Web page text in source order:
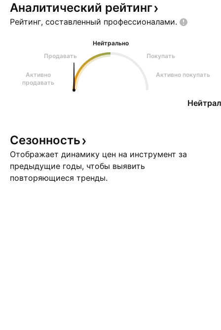
Аналитический рейтинг
Рейтинг, составленный профессионалами.
Нейтрально
Продавать
Покупать
Активно
продавать
Активно покупать
Сезонность
Отображает динамику цен на инструмент за
предыдущие годы, чтобы выявить
повторяющиеся тренды.